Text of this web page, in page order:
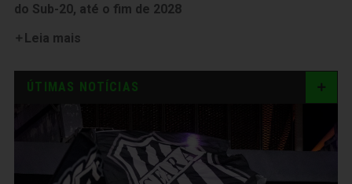
do Sub-20, até o fim de 2028
Leia mais
ÚTIMAS NOTÍCIAS